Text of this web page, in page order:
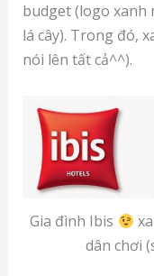
budget (logo xanh
lá cây). Trong đó,
nói lên tất cả^^).
Gia đình Ibis
dân chơi